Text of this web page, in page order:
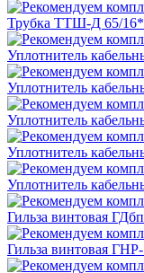
Трубка ТТШ-Д 65/
Уплотнитель
Уплотнитель
Уплотнитель
Уплотнитель
Уплотнитель
Гильза винтовая
Гильза винтовая